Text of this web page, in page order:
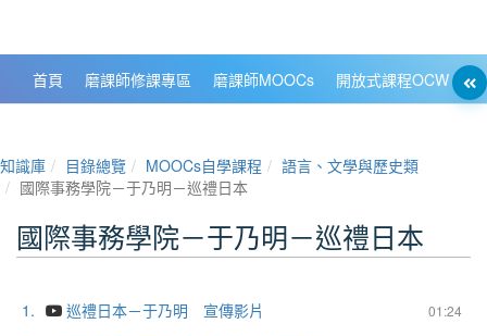
首頁 磨課師修課專區 磨課師MOOCs 開放式課程OCW
知識庫 目錄總覽 MOOCs自學課程
語言、文學與歷史類
國際事務學院－于乃明－巡禮日本
國際事務學院－于乃明－巡禮日本
1. 01:24
巡禮日本－于乃明 宣傳影片